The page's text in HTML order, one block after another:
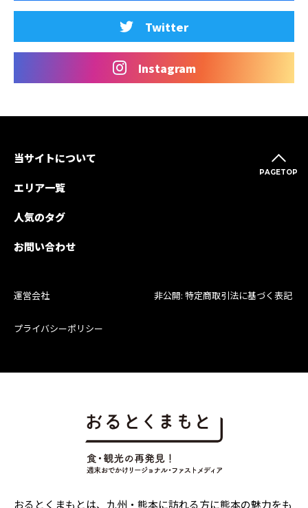
Twitter
Instagram
PAGETOP
当サイトについて
エリア一覧
人気のタグ
お問い合わせ
運営会社 非公開: 特定商取引法に基づく表記
プライバシーポリシー
おるとくまもとは、九州・熊本に訪れる方に熊本の魅力をも